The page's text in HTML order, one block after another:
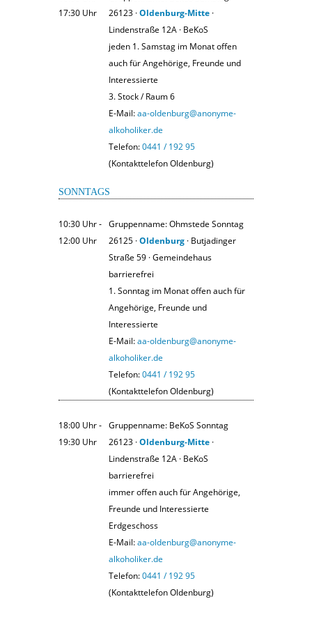
17:30 Uhr
26123 ·Oldenburg-Mitte ·
Lindenstraße 12A · BeKoS
jeden 1. Samstag im Monat offen
auch für Angehörige, Freunde und
Interessierte
3. Stock / Raum 6
E-Mail:aa-oldenburg@anonyme-
alkoholiker.de
Telefon:0441 / 192 95
(Kontakttelefon Oldenburg)
SONNTAGS
10:30 Uhr ‐
12:00 Uhr
Gruppenname: Ohmstede Sonntag
26125 ·Oldenburg · Butjadinger
Straße 59 · Gemeindehaus
barrierefrei
1. Sonntag im Monat offen auch für
Angehörige, Freunde und
Interessierte
E-Mail:aa-oldenburg@anonyme-
alkoholiker.de
Telefon:0441 / 192 95
(Kontakttelefon Oldenburg)
18:00 Uhr ‐
19:30 Uhr
Gruppenname: BeKoS Sonntag
26123 ·Oldenburg-Mitte ·
Lindenstraße 12A · BeKoS
barrierefrei
immer offen auch für Angehörige,
Freunde und Interessierte
Erdgeschoss
E-Mail:aa-oldenburg@anonyme-
alkoholiker.de
Telefon:0441 / 192 95
(Kontakttelefon Oldenburg)